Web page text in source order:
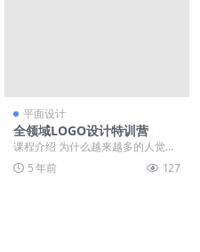
平面设计
全领域LOGO设计特训营
课程介绍 为什么越来越多的人觉得
设计难做，因为没有跟上迭代的速
度。等工作以后才会...
5 年前 127